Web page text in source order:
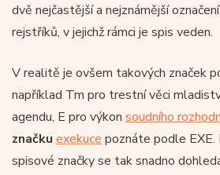
dvě nejčastější a nejznámější
rejstříků, v jejichž rámci je spis veden.
V realitě je ovšem takových značek
například Tm pro trestní věci
agendu, E pro výkon soudního
značku exekuce poznáte podle EXE.
spisové značky se tak snadno